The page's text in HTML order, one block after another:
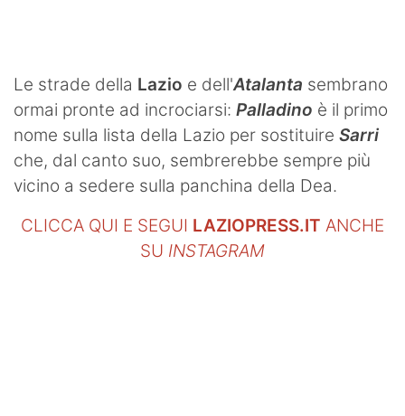
Le strade della Lazio e dell'Atalanta sembrano
ormai pronte ad incrociarsi: Palladino è il primo
nome sulla lista della Lazio per sostituire Sarri
che, dal canto suo, sembrerebbe sempre più
vicino a sedere sulla panchina della Dea.
CLICCA QUI E SEGUI LAZIOPRESS.IT ANCHE
SU INSTAGRAM